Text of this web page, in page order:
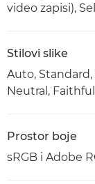
video zapisi),
Stilovi slike
Auto,
Neutral,
Prostor boje
sRGB i Adobe